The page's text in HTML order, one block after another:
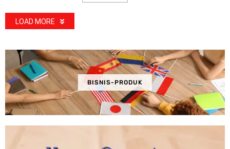
LOAD MORE
BISNIS-PRODUK